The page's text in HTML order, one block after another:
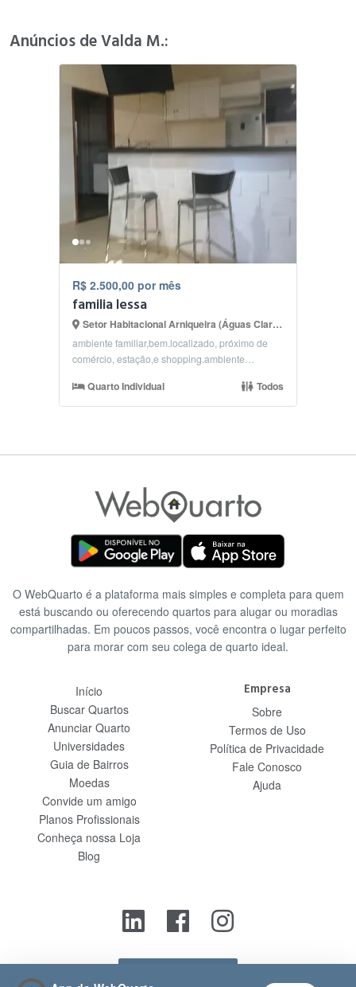
Anúncios de Valda M.:
R$ 2.500,00 por mês
familia lessa
Setor Habitacional Arniqueira (Águas Claras), Brasília - DF
ambiente familiar,bem.localizado, próximo de
comércio, estação,e shopping.ambiente
Quarto Individual Todos
O WebQuarto é a plataforma mais simples e completa para quem
está buscando ou oferecendo quartos para alugar ou moradias
compartilhadas. Em poucos passos, você encontra o lugar perfeito
para morar com seu colega de quarto ideal.
Início
Buscar Quartos
Anunciar Quarto
Universidades
Guia de Bairros
Moedas
Convide um amigo
Planos Profissionais
Conheça nossa Loja
Blog
Empresa
Sobre
Termos de Uso
Política de Privacidade
Fale Conosco
Ajuda